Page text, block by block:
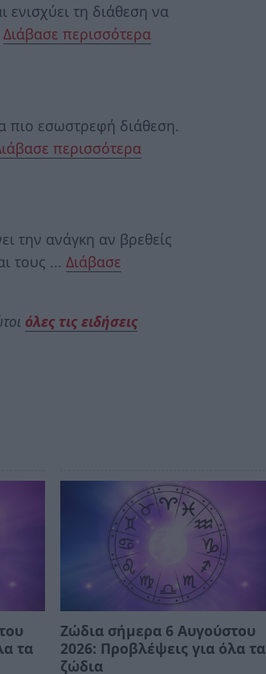
ενισχύει τη διάθεση να
Διάβασε περισσότερα
πιο εσωστρεφή διάθεση.
περισσότερα
την ανάγκη αν βρεθείς
τους ... Διάβασε
όλες τις ειδήσεις
τα
Ζώδια σήμερα 6 Αυγούστου
2026: Προβλέψεις για όλα τα
ζώδια